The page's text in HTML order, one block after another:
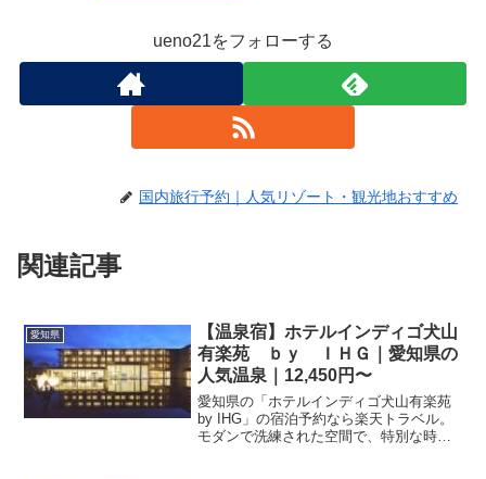
ueno21をフォローする
国内旅行予約｜人気リゾート・観光地おすすめ
関連記事
愛知県
【温泉宿】ホテルインディゴ犬山
有楽苑 ｂｙ ＩＨＧ｜愛知県の
人気温泉｜12,450円〜
愛知県の「ホテルインディゴ犬山有楽苑
by IHG」の宿泊予約なら楽天トラベル。
モダンで洗練された空間で、特別な時間